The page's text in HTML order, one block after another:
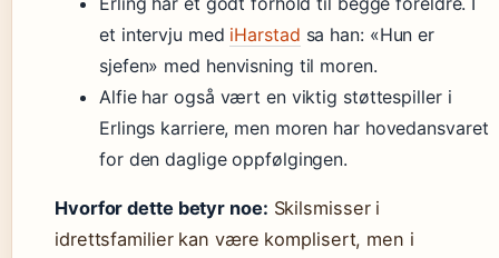
et intervju med iHarstad sa han: «Hun er
sjefen» med henvisning til moren.
Alfie har også vært en viktig støttespiller i
Erlings karriere, men moren har hovedansvaret
for den daglige oppfølgingen.
Hvorfor dette betyr noe: Skilsmisser i
idrettsfamilier kan være komplisert, men i